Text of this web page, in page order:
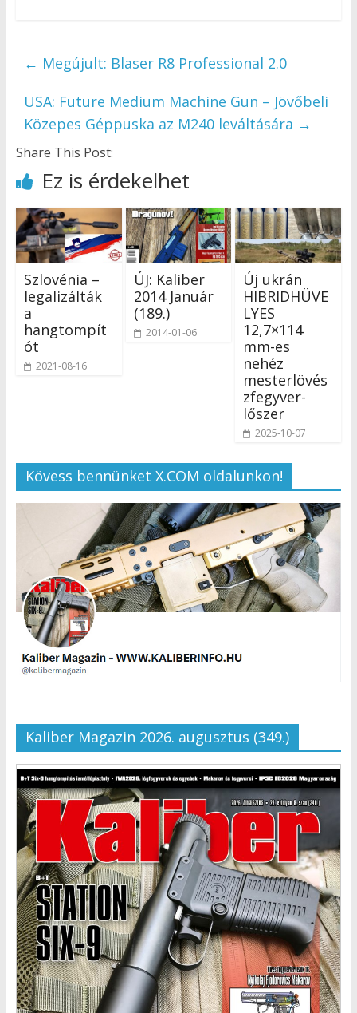
← Megújult: Blaser R8 Professional 2.0
USA: Future Medium Machine Gun – Jövőbeli
Közepes Géppuska az M240 leváltására →
Share This Post:
Ez is érdekelhet
Szlovénia –
legalizálták
a
hangtompít
ót
2021-08-16
ÚJ: Kaliber
2014 Január
(189.)
2014-01-06
Új ukrán
HIBRIDHÜVE
LYES
12,7×114
mm-es
nehéz
mesterlövés
zfegyver-
lőszer
2025-10-07
Kövess bennünket X.COM oldalunkon!
Kaliber Magazin 2026. augusztus (349.)